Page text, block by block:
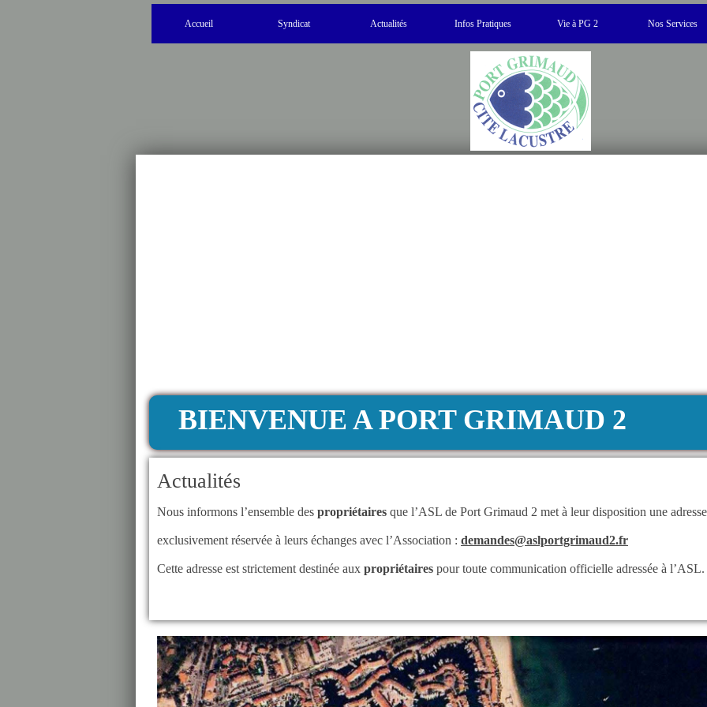
Accueil Syndicat Actualités Infos Pratiques Vie à PG 2 Nos Services
BIENVENUE A PORT GRIMAUD 2
Actualités
Nous informons l’ensemble des propriétaires que l’ASL de Port Grimaud 2 met à leur disposition une
exclusivement réservée à leurs échanges avec l’Association : demandes@aslportgrimaud2.fr
Cette adresse est strictement destinée aux propriétaires pour toute communication officielle adressée à l’ASL.